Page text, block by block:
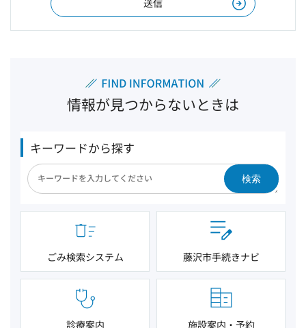
情報が見つからないときは
キーワードから探す
検索
ごみ検索システム 藤沢市手続きナビ
診療案内 施設案内・予約